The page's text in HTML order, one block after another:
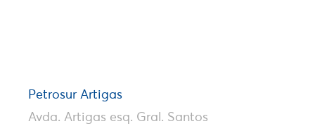
Petrosur Artigas
Avda. Artigas esq. Gral. Santos